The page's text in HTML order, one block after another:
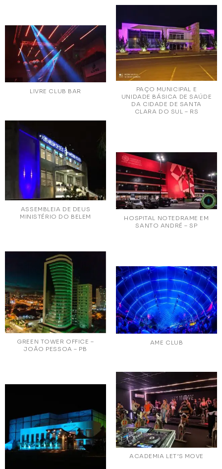
PAÇO MUNICIPAL E
UNIDADE BÁSICA DE SAÚDE
DA CIDADE DE SANTA
CLARA DO SUL – RS
LIVRE CLUB BAR
ASSEMBLEIA DE DEUS
MINISTÉRIO DO BELEM
HOSPITAL NOTEDRAME EM
SANTO ANDRÉ – SP
GREEN TOWER OFFICE –
JOÃO PESSOA – PB
AME CLUB
ACADEMIA LET’S MOVE